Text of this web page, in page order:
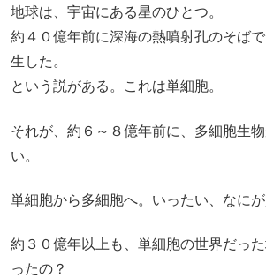
地球は、宇宙にある星のひとつ。
約４０億年前に深海の熱噴射孔のそば
生した。
という説がある。これは単細胞。
それが、約６～８億年前に、多細胞生
い。
単細胞から多細胞へ。いったい、なに
約３０億年以上も、単細胞の世界だっ
ったの？